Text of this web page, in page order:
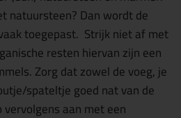
natuursteen? Dan wordt de
toegepast. Strijk niet af met
resten hiervan zijn een
Zorg dat zowel de voeg, je
spateltje goed nat van de
aan met een